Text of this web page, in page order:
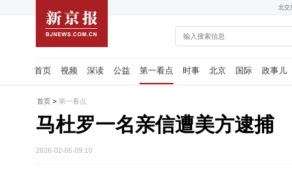
北交
首页 视频 深读 公益 第一看点 时事 北京 国际 政事儿
潮流智造局
首页 > 第一看点
马杜罗一名亲信遭美方逮捕
2026-02-05 09:10